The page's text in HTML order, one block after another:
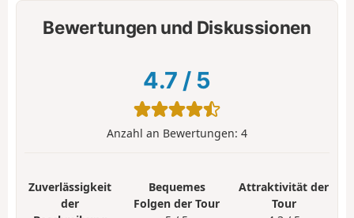
Bewertungen und Diskussionen
4.7 / 5
Anzahl an Bewertungen: 4
Zuverlässigkeit
der
Bequemes
Folgen der Tour
Attraktivität der
Tour